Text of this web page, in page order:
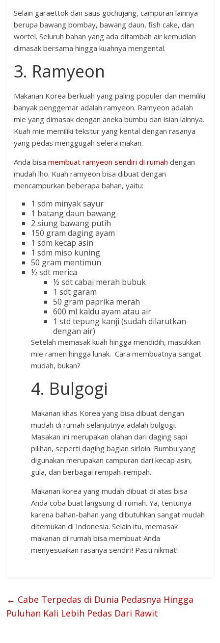
Selain garaettok dan saus gochujang, campuran lainnya
berupa bawang bombay, bawang daun, fish cake, dan
wortel. Seluruh bahan yang ada ditambah air kemudian
dimasak bersama hingga kuahnya mengental.
3. Ramyeon
Makanan Korea berkuah yang paling populer dan memiliki
banyak penggemar adalah ramyeon. Ramyeon adalah
mie yang dimasak dengan aneka bumbu dan isian lainnya.
Kuah mie memiliki tekstur yang kental dengan rasanya
yang pedas menggugah selera makan.
Anda bisamembuat ramyeon sendiri di rumah dengan
mudah lho. Kuah ramyeon bisa dibuat dengan
mencampurkan beberapa bahan, yaitu:
1 sdm minyak sayur
1 batang daun bawang
2 siung bawang putih
150 gram daging ayam
1 sdm kecap asin
1 sdm miso kuning
50 gram mentimun
½ sdt merica
½ sdt cabai merah bubuk
1 sdt garam
50 gram paprika merah
600 ml kaldu ayam atau air
1 std tepung kanji (sudah dilarutkan
dengan air)
Setelah memasak kuah hingga mendidih, masukkan
mie ramen hingga lunak. Cara membuatnya sangat
mudah, bukan?
4. Bulgogi
Makanan khas Korea yang bisa dibuat dengan
mudah di rumah selanjutnya adalah bulgogi.
Masakan ini merupakan olahan dari daging sapi
pilihan, seperti daging bagian sirloin. Bumbu yang
digunakan merupakan campuran dari kecap asin,
gula, dan berbagai rempah-rempah.
Makanan korea yang mudah dibuat di atas bisa
Anda coba buat langsung di rumah. Ya, tentunya
karena bahan-bahan yang dibutuhkan sangat mudah
ditemukan di Indonesia. Selain itu, memasak
makanan di rumah bisa membuat Anda
menyesuaikan rasanya sendiri! Pasti nikmat!
← Cabe Terpedas di Dunia Pedasnya Hingga
Puluhan Kali Lebih Pedas Dari Rawit